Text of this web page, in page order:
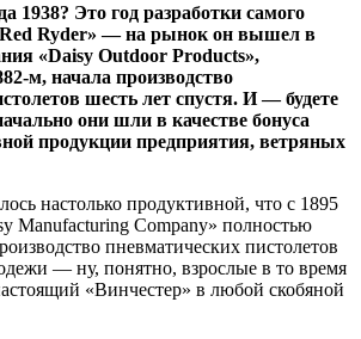
1938? Это год разработки самого
Ryder» — на рынок он вышел в
«Daisy Outdoor Products»,
м, начала производство
шесть лет спустя. И — будете
они шли в качестве бонуса
продукции предприятия, ветряных
настолько продуктивной, что с 1895
Manufacturing Company» полностью
пневматических пистолетов
— ну, понятно, взрослые в то время
«Винчестер» в любой скобяной